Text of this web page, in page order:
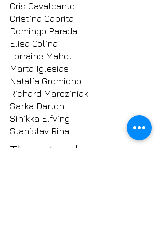
Cris Cavalcante
Cristina Cabrita
Domingo Parada
Elisa Colina
Lorraine Mahot
Marta Iglesias
Natalia Gromicho
Richard Marcziniak
Sarka Darton
Sinikka Elfving
Stanislav Riha
The artworks